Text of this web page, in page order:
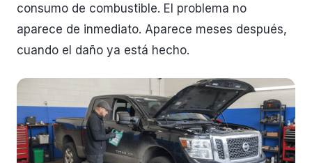
consumo de combustible. El problema no
aparece de inmediato. Aparece meses después,
cuando el daño ya está hecho.